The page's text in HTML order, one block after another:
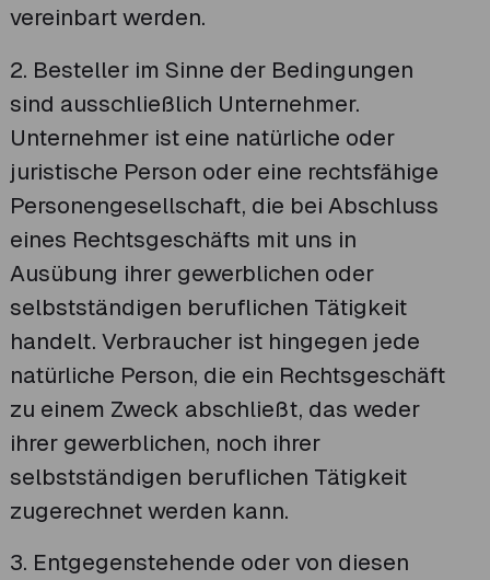
vereinbart werden.
2. Besteller im Sinne der Bedingungen
sind ausschließlich Unternehmer.
Unternehmer ist eine natürliche oder
juristische Person oder eine rechtsfähige
Personengesellschaft, die bei Abschluss
eines Rechtsgeschäfts mit uns in
Ausübung ihrer gewerblichen oder
selbstständigen beruflichen Tätigkeit
handelt. Verbraucher ist hingegen jede
natürliche Person, die ein Rechtsgeschäft
zu einem Zweck abschließt, das weder
ihrer gewerblichen, noch ihrer
selbstständigen beruflichen Tätigkeit
zugerechnet werden kann.
3. Entgegenstehende oder von diesen